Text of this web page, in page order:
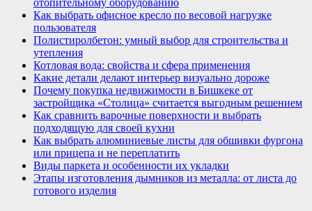
отопительному оборудованию
Как выбрать офисное кресло по весовой нагрузке
пользователя
Полистиролбетон: умный выбор для строительства и
утепления
Котловая вода: свойства и сфера применения
Какие детали делают интерьер визуально дороже
Почему покупка недвижимости в Бишкеке от
застройщика «Столица» считается выгодным решением
Как сравнить варочные поверхности и выбрать
подходящую для своей кухни
Как выбрать алюминиевые листы для обшивки фургона
или прицепа и не переплатить
Виды паркета и особенности их укладки
Этапы изготовления дымников из металла: от листа до
готового изделия